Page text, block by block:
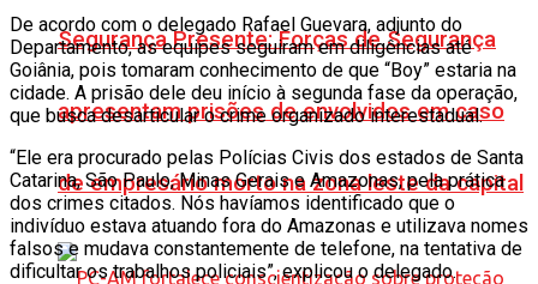
Segurança Presente: Forças de Segurança
apresentam prisões de envolvidos em caso
de empresário morto na zona leste da capital
De acordo com o delegado Rafael Guevara, adjunto do
Departamento, as equipes seguiram em diligências até
Goiânia, pois tomaram conhecimento de que “Boy” estaria na
cidade. A prisão dele deu início à segunda fase da operação,
que busca desarticular o crime organizado interestadual.
“Ele era procurado pelas Polícias Civis dos estados de Santa
Catarina, São Paulo, Minas Gerais e Amazonas, pela prática
dos crimes citados. Nós havíamos identificado que o
indivíduo estava atuando fora do Amazonas e utilizava nomes
falsos e mudava constantemente de telefone, na tentativa de
dificultar os trabalhos policiais”, explicou o delegado.